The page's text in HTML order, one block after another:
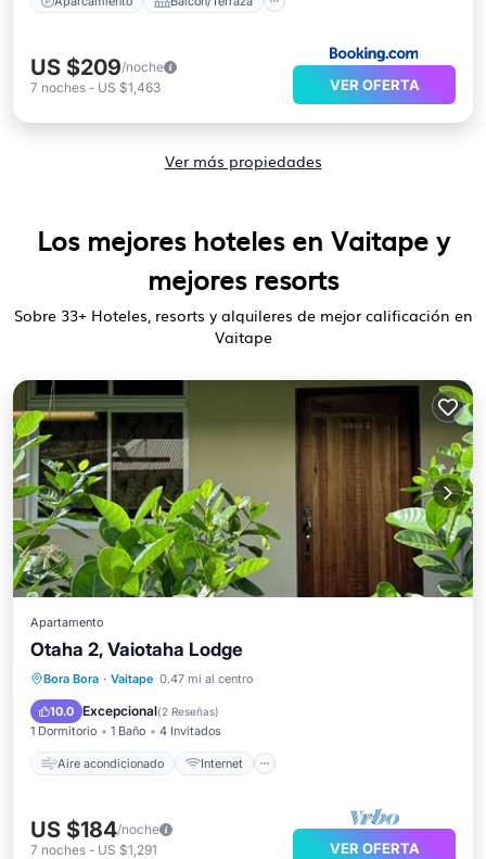
US $209/noche
7 noches - US $1,463 VER OFERTA
Ver más propiedades
Los mejores hoteles en Vaitape y
mejores resorts
Sobre 33+ Hoteles, resorts y alquileres de mejor calificación en
Vaitape
Apartamento
Otaha 2, Vaiotaha Lodge
Bora Bora · Vaitape 0.47 mi al centro
10.0 Excepcional(2 Reseñas)
1 Dormitorio 1 Baño 4 Invitados
Aire acondicionado Internet
Aire acondicionado
Apto para niños
US $184/noche
7 noches - US $1,291 VER OFERTA